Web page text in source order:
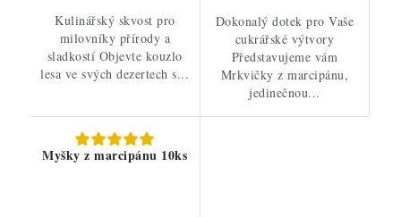
Kulinářský skvost pro
milovníky přírody a
sladkostí Objevte kouzlo
lesa ve svých dezertech s...
Dokonalý dotek pro Vaše
cukrářské výtvory
Představujeme vám
Mrkvičky z marcipánu,
jedinečnou...
Myšky z marcipánu 10ks